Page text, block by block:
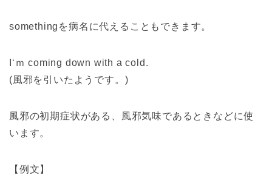
somethingを病名に代えることもできます。
I‘ｍ coming down with a cold.
(風邪を引いたようです。)
風邪の初期症状がある、風邪気味であるときなどに使
います。
【例文】